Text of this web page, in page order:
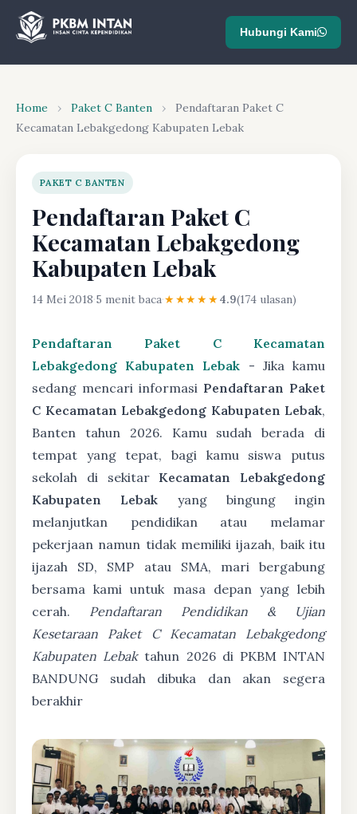
Hubungi Kami
Home › Paket C Banten ›
Pendaftaran Paket C
Kecamatan Lebakgedong Kabupaten Lebak
PAKET C BANTEN
Pendaftaran Paket C
Kecamatan Lebakgedong
Kabupaten Lebak
14 Mei 2018·5 menit baca·★★★★★4.9(174 ulasan)
Pendaftaran Paket C Kecamatan
Lebakgedong Kabupaten Lebak - Jika kamu
sedang mencari informasi Pendaftaran Paket
C Kecamatan Lebakgedong Kabupaten Lebak,
Banten tahun 2026. Kamu sudah berada di
tempat yang tepat, bagi kamu siswa putus
sekolah di sekitar Kecamatan Lebakgedong
Kabupaten Lebak yang bingung ingin
melanjutkan pendidikan atau melamar
pekerjaan namun tidak memiliki ijazah, baik itu
ijazah SD, SMP atau SMA, mari bergabung
bersama kami untuk masa depan yang lebih
cerah. Pendaftaran Pendidikan & Ujian
Kesetaraan Paket C Kecamatan Lebakgedong
Kabupaten Lebaktahun 2026 di PKBM INTAN
BANDUNG sudah dibuka dan akan segera
berakhir